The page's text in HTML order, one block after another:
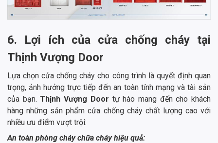
6. Lợi ích của cửa chống cháy tại
Thịnh Vượng Door
Lựa chọn cửa chống cháy cho công trình là quyết định quan
trọng, ảnh hưởng trực tiếp đến an toàn tính mạng và tài sản
của bạn.Thịnh Vượng Door tự hào mang đến cho khách
hàng những sản phẩm cửa chống cháy chất lượng cao với
nhiều ưu điểm vượt trội:
An toàn phòng cháy chữa cháy hiệu quả: